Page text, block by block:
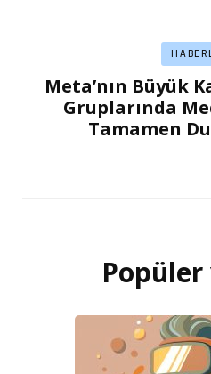
Meta’nın Büyük
Gruplarında
Tamamen
Popüler